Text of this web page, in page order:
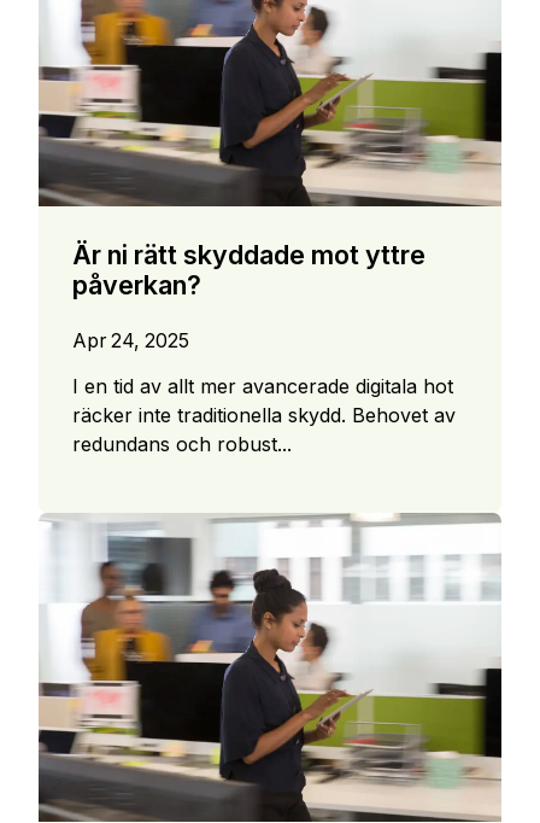
Är ni rätt skyddade mot yttre
påverkan?
Apr 24, 2025
I en tid av allt mer avancerade digitala hot
räcker inte traditionella skydd. Behovet av
redundans och robust...